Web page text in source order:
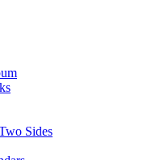
Sides